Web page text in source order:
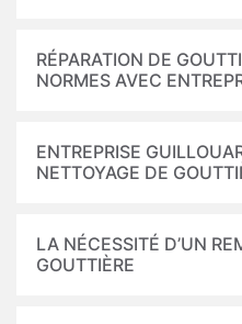
RÉPARATION DE
NORMES AVEC
ENTREPRISE
NETTOYAGE DE
LA NÉCESSITÉ D’UN
GOUTTIÈRE